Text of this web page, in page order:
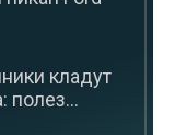
кладут
полез...